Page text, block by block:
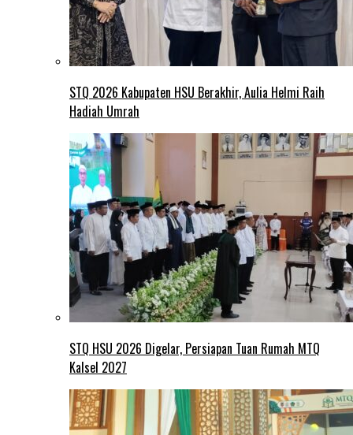
STQ 2026 Kabupaten HSU Berakhir, Aulia Helmi Raih
Hadiah Umrah
STQ HSU 2026 Digelar, Persiapan Tuan Rumah MTQ
Kalsel 2027